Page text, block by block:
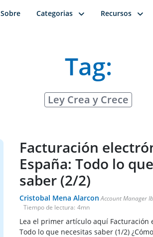
Sobre Categorias Recursos
Tag:
Ley Crea y Crece
Facturación
España: Todo lo
saber (2/2)
Cristobal Mena Alarcon Account Manager
Tiempo de lectura: 4mn
Lea el primer artículo aquí Facturación
Todo lo que necesitas saber (1/2)